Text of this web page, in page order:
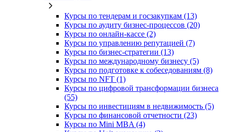
Курсы по тендерам и госзакупкам (13)
Курсы по аудиту бизнес-процессов (20)
Курсы по онлайн-кассе (2)
Курсы по управлению репутацией (7)
Курсы по бизнес-стратегии (13)
Курсы по международному бизнесу (5)
Курсы по подготовке к собеседованиям (8)
Курсы по NFT (1)
Курсы по цифровой трансформации бизнеса
(55)
Курсы по инвестициям в недвижимость (5)
Курсы по финансовой отчетности (23)
Курсы по Mini MBA (4)